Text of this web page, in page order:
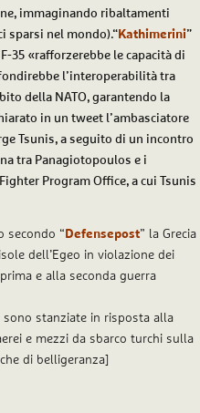
immaginando ribaltamenti
sparsi nel mondo).“ Kathimerini”
35 «rafforzerebbe le capacità di
l’interoperabilità tra
della NATO, garantendo la
in un tweet l’ambasciatore
Tsunis, a seguito di un incontro
tra Panagiotopoulos e i
Program Office, a cui Tsunis
secondo “Defensepost” la Grecia
dell’Egeo in violazione dei
e alla seconda guerra
stanziate in risposta alla
e mezzi da sbarco turchi sulla
di belligeranza]